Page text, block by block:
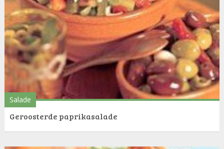
Salade
Geroosterde paprikasalade